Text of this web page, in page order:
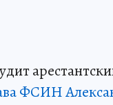
ФСИН